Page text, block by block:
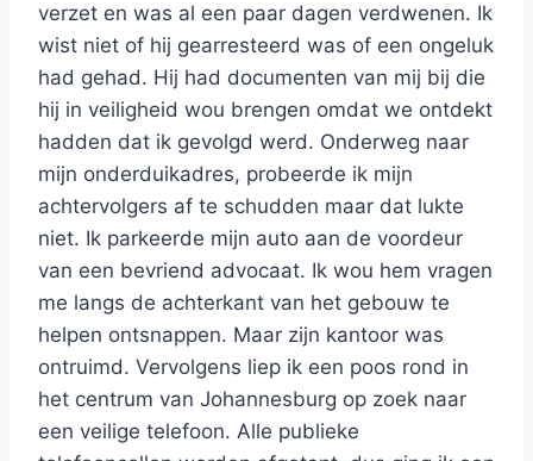
verzet en was al een paar dagen verdwenen. Ik
wist niet of hij gearresteerd was of een ongeluk
had gehad. Hij had documenten van mij bij die
hij in veiligheid wou brengen omdat we ontdekt
hadden dat ik gevolgd werd. Onderweg naar
mijn onderduikadres, probeerde ik mijn
achtervolgers af te schudden maar dat lukte
niet. Ik parkeerde mijn auto aan de voordeur
van een bevriend advocaat. Ik wou hem vragen
me langs de achterkant van het gebouw te
helpen ontsnappen. Maar zijn kantoor was
ontruimd. Vervolgens liep ik een poos rond in
het centrum van Johannesburg op zoek naar
een veilige telefoon. Alle publieke